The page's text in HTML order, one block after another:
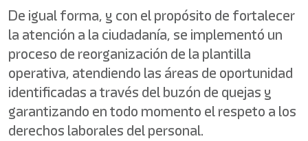
De igual forma, y con el propósito de fortalecer
la atención a la ciudadanía, se implementó un
proceso de reorganización de la plantilla
operativa, atendiendo las áreas de oportunidad
identificadas a través del buzón de quejas y
garantizando en todo momento el respeto a los
derechos laborales del personal.